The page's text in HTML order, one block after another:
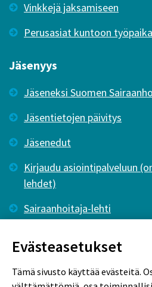
Vinkkejä jaksamiseen
Perusasiat kuntoon
Jäsenyys
Jäseneksi Suomen
Jäsentietojen päivitys
Jäsenedut
Kirjaudu asiointipalveluun
lehdet)
Sairaanhoitaja-lehti
Evästeasetukset
Tämä sivusto käyttää evästeitä.